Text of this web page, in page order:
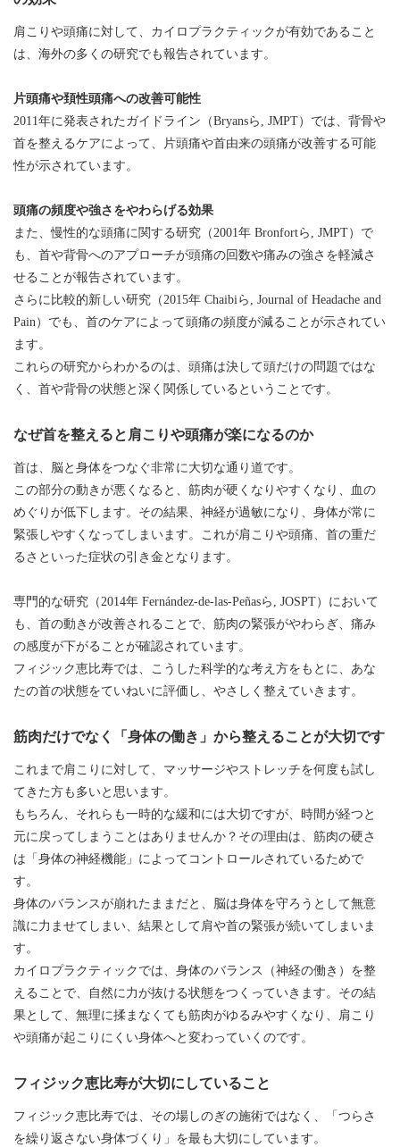
肩こりや頭痛に対して、カイロプラクティックが有効であること
は、海外の多くの研究でも報告されています。
片頭痛や頚性頭痛への改善可能性
2011年に発表されたガイドライン（Bryansら, JMPT）では、背骨や
首を整えるケアによって、片頭痛や首由来の頭痛が改善する可能
性が示されています。
頭痛の頻度や強さをやわらげる効果
また、慢性的な頭痛に関する研究（2001年 Bronfortら, JMPT）で
も、首や背骨へのアプローチが頭痛の回数や痛みの強さを軽減さ
せることが報告されています。
さらに比較的新しい研究（2015年 Chaibiら, Journal of Headache and
Pain）でも、首のケアによって頭痛の頻度が減ることが示されてい
ます。
これらの研究からわかるのは、頭痛は決して頭だけの問題ではな
く、首や背骨の状態と深く関係しているということです。
なぜ首を整えると肩こりや頭痛が楽になるのか
首は、脳と身体をつなぐ非常に大切な通り道です。
この部分の動きが悪くなると、筋肉が硬くなりやすくなり、血の
めぐりが低下します。その結果、神経が過敏になり、身体が常に
緊張しやすくなってしまいます。これが肩こりや頭痛、首の重だ
るさといった症状の引き金となります。
専門的な研究（2014年 Fernández-de-las-Peñasら, JOSPT）において
も、首の動きが改善されることで、筋肉の緊張がやわらぎ、痛み
の感度が下がることが確認されています。
フィジック恵比寿では、こうした科学的な考え方をもとに、あな
たの首の状態をていねいに評価し、やさしく整えていきます。
筋肉だけでなく「身体の働き」から整えることが大切です
これまで肩こりに対して、マッサージやストレッチを何度も試し
てきた方も多いと思います。
もちろん、それらも一時的な緩和には大切ですが、時間が経つと
元に戻ってしまうことはありませんか？その理由は、筋肉の硬さ
は「身体の神経機能」によってコントロールされているためで
す。
身体のバランスが崩れたままだと、脳は身体を守ろうとして無意
識に力ませてしまい、結果として肩や首の緊張が続いてしまいま
す。
カイロプラクティックでは、身体のバランス（神経の働き）を整
えることで、自然に力が抜ける状態をつくっていきます。その結
果として、無理に揉まなくても筋肉がゆるみやすくなり、肩こり
や頭痛が起こりにくい身体へと変わっていくのです。
フィジック恵比寿が大切にしていること
フィジック恵比寿では、その場しのぎの施術ではなく、「つらさ
を繰り返さない身体づくり」を最も大切にしています。